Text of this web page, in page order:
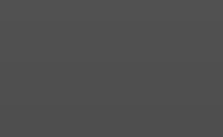
отработали навыки